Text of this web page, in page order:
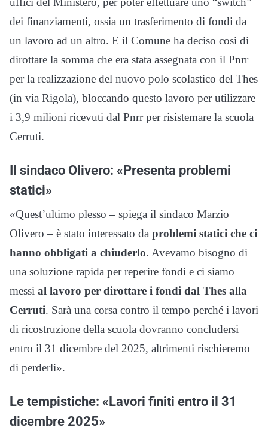
dei finanziamenti, ossia un trasferimento di fondi da
un lavoro ad un altro. E il Comune ha deciso così di
dirottare la somma che era stata assegnata con il Pnrr
per la realizzazione del nuovo polo scolastico del Thes
(in via Rigola), bloccando questo lavoro per utilizzare
i 3,9 milioni ricevuti dal Pnrr per risistemare la scuola
Cerruti.
Il sindaco Olivero: «Presenta problemi
statici»
«Quest’ultimo plesso – spiega il sindaco Marzio
Olivero – è stato interessato da problemi statici che ci
hanno obbligati a chiuderlo. Avevamo bisogno di
una soluzione rapida per reperire fondi e ci siamo
messi al lavoro per dirottare i fondi dal Thes alla
Cerruti. Sarà una corsa contro il tempo perché i lavori
di ricostruzione della scuola dovranno concludersi
entro il 31 dicembre del 2025, altrimenti rischieremo
di perderli».
Le tempistiche: «Lavori finiti entro il 31
dicembre 2025»